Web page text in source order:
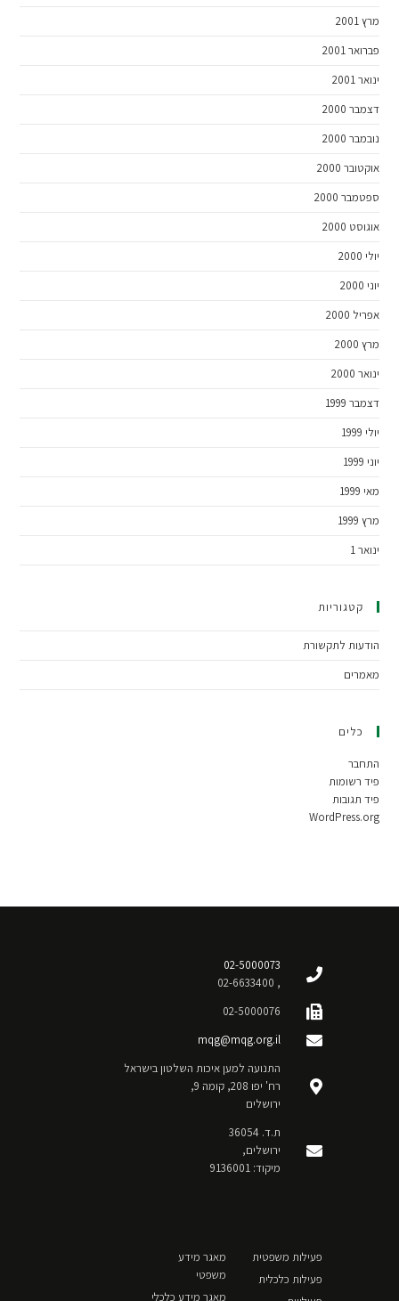
מרץ 2001
פברואר 2001
ינואר 2001
דצמבר 2000
נובמבר 2000
אוקטובר 2000
ספטמבר 2000
אוגוסט 2000
יולי 2000
יוני 2000
אפריל 2000
מרץ 2000
ינואר 2000
דצמבר 1999
יולי 1999
יוני 1999
מאי 1999
מרץ 1999
ינואר 1
קטגוריות
הודעות לתקשורת
מאמרים
כלים
התחבר
פיד רשומות
פיד תגובות
WordPress.org
02-5000073
, 02-6633400
02-5000076
mqg@mqg.org.il
התנועה למען איכות השלטון בישראל
רח' יפו 208, קומה 9,
ירושלים
ת.ד. 36054
ירושלים,
מיקוד: 9136001
פעילות משפטית
פעילות כלכלית
מאגר מידע
משפטי
מאגר מידע כלכלי